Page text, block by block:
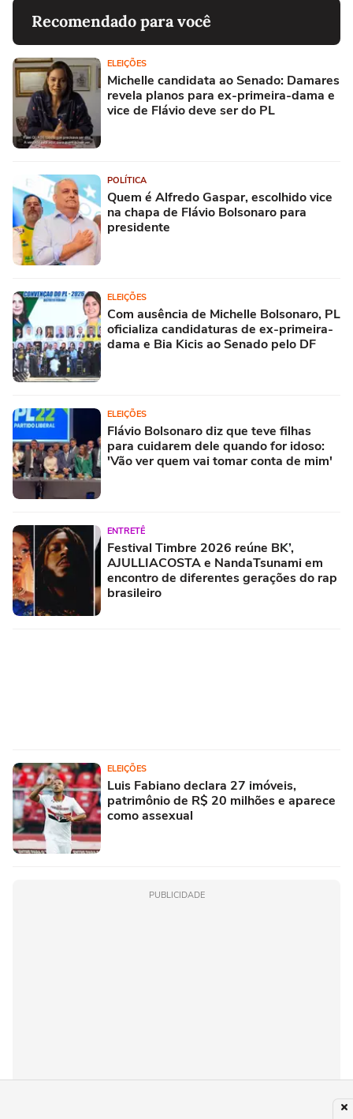
Recomendado para você
ELEIÇÕES
Michelle candidata ao Senado: Damares
revela planos para ex-primeira-dama e
vice de Flávio deve ser do PL
POLÍTICA
Quem é Alfredo Gaspar, escolhido vice
na chapa de Flávio Bolsonaro para
presidente
ELEIÇÕES
Com ausência de Michelle Bolsonaro, PL
oficializa candidaturas de ex-primeira-
dama e Bia Kicis ao Senado pelo DF
ELEIÇÕES
Flávio Bolsonaro diz que teve filhas
para cuidarem dele quando for idoso:
'Vão ver quem vai tomar conta de mim'
ENTRETÊ
Festival Timbre 2026 reúne BK’,
AJULLIACOSTA e NandaTsunami em
encontro de diferentes gerações do rap
brasileiro
ELEIÇÕES
Luis Fabiano declara 27 imóveis,
patrimônio de R$ 20 milhões e aparece
como assexual
PUBLICIDADE